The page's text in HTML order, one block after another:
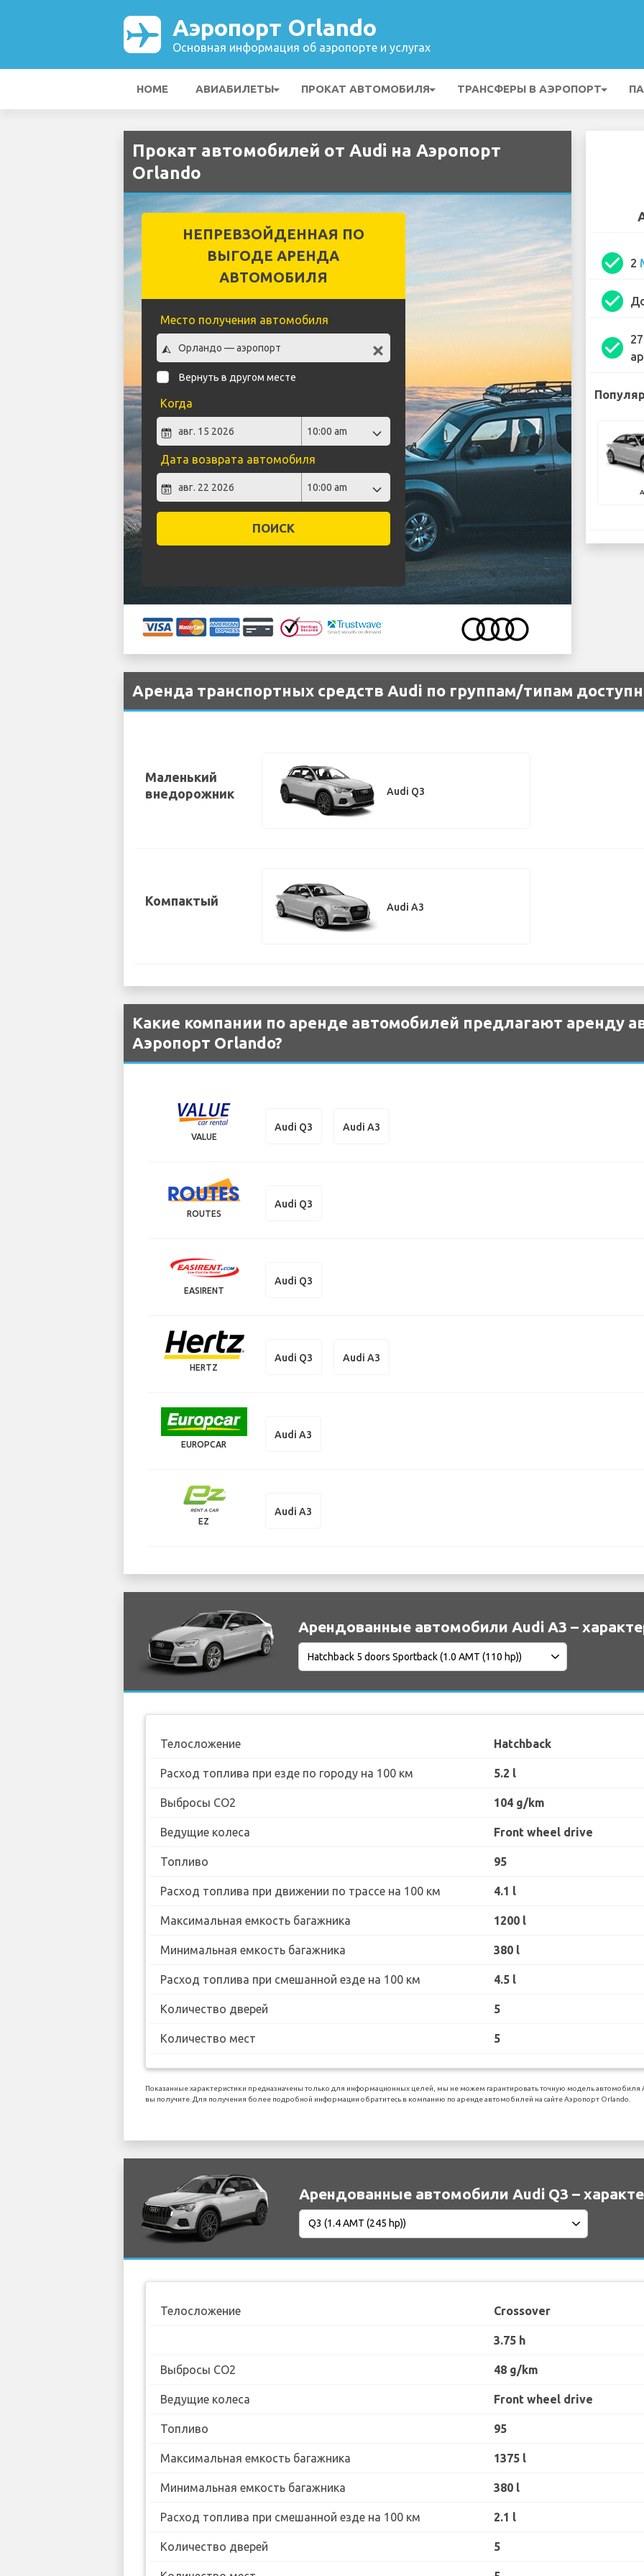
Аэропорт Orlando
Основная информация об аэропорте и услугах
HOME АВИАБИЛЕТЫ ПРОКАТ АВТОМОБИЛЯ ТРАНСФЕРЫ В АЭРОПОРТ
Прокат автомобилей от Audi на Аэропорт
Orlando
НЕПРЕВЗОЙДЕННАЯ ПО
ВЫГОДЕ АРЕНДА
АВТОМОБИЛЯ
Место получения автомобиля
Вернуть в другом месте
Когда
Дата возврата автомобиля
ПОИСК
check_circle 2
check_circle
check_circle
Аренда транспортных средств Audi по группам/типам
Маленький
внедорожник
Audi Q3
Компактый Audi A3
Какие компании по аренде автомобилей предлагают аренду
Аэропорт Orlando?
VALUE
Audi Q3 Audi A3
ROUTES
Audi Q3
EASIRENT
Audi Q3
HERTZ
Audi Q3 Audi A3
EUROPCAR
Audi A3
EZ
Audi A3
Арендованные автомобили Audi A3 –
Телосложение Hatchback
Расход топлива при езде по городу на 100 км 5.2 l
Выбросы CO2 104 g/km
Ведущие колеса Front wheel drive
Топливо 95
Расход топлива при движении по трассе на 100 км 4.1 l
Максимальная емкость багажника 1200 l
Минимальная емкость багажника 380 l
Расход топлива при смешанной езде на 100 км 4.5 l
Количество дверей 5
Количество мест 5
Показанные характеристики предназначены только для информационных целей, мы не можем гарантировать точную модель автомобиля
вы получите. Для получения более подробной информации обратитесь в компанию по аренде автомобилей на сайте Аэропорт Orlando.
Арендованные автомобили Audi Q3 –
Телосложение Crossover
3.75 h
Выбросы CO2 48 g/km
Ведущие колеса Front wheel drive
Топливо 95
Максимальная емкость багажника 1375 l
Минимальная емкость багажника 380 l
Расход топлива при смешанной езде на 100 км 2.1 l
Количество дверей 5